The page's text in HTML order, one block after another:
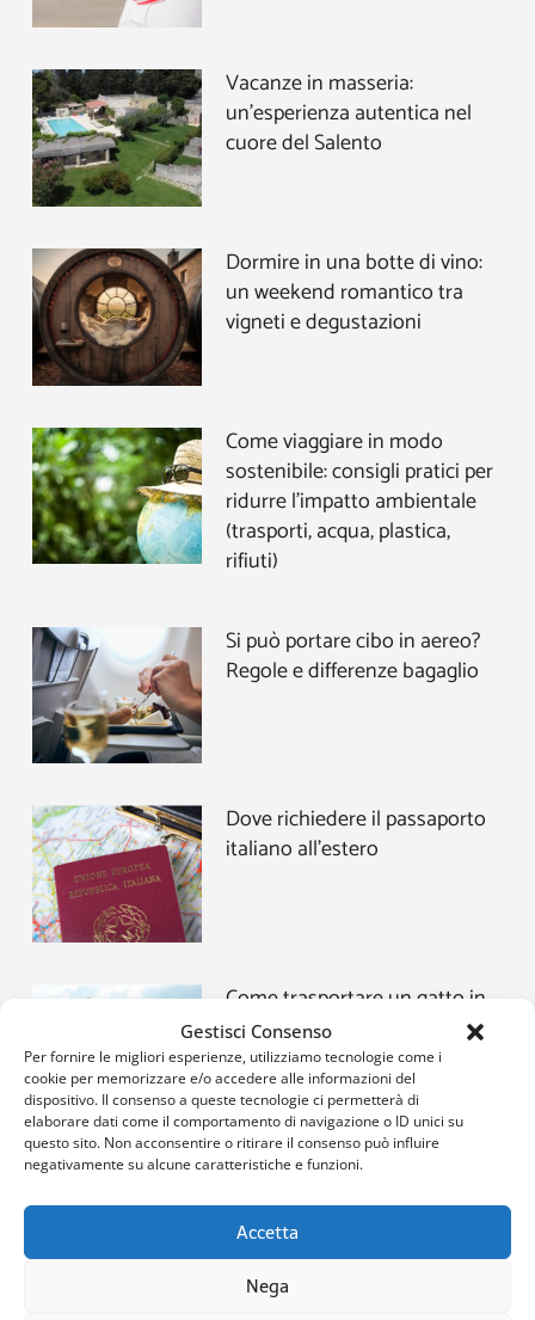
Gestisci Consenso
Per fornire le migliori esperienze, utilizziamo tecnologie come i
cookie per memorizzare e/o accedere alle informazioni del
dispositivo. Il consenso a queste tecnologie ci permetterà di
elaborare dati come il comportamento di navigazione o ID unici su
questo sito. Non acconsentire o ritirare il consenso può influire
negativamente su alcune caratteristiche e funzioni.
Accetta
Nega
Vacanze in masseria:
un’esperienza autentica nel
cuore del Salento
Dormire in una botte di vino:
un weekend romantico tra
vigneti e degustazioni
Come viaggiare in modo
sostenibile: consigli pratici per
ridurre l’impatto ambientale
(trasporti, acqua, plastica,
rifiuti)
Si può portare cibo in aereo?
Regole e differenze bagaglio
Dove richiedere il passaporto
italiano all’estero
Come trasportare un gatto in
aereo: le cose da sapere prima
di partire
Come organizzare una
vacanza low cost